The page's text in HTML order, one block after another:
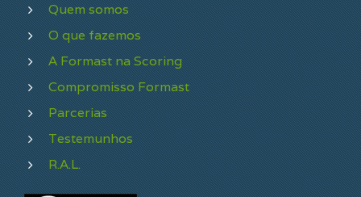
Quem somos
O que fazemos
A Formast na Scoring
Compromisso Formast
Parcerias
Testemunhos
R.A.L.